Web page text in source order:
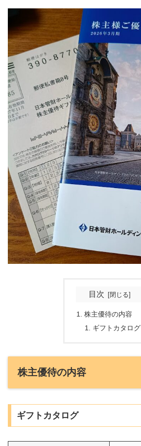
目次
株主優待の内容
ギフトカタログ
株主優待の内容
ギフトカタログ